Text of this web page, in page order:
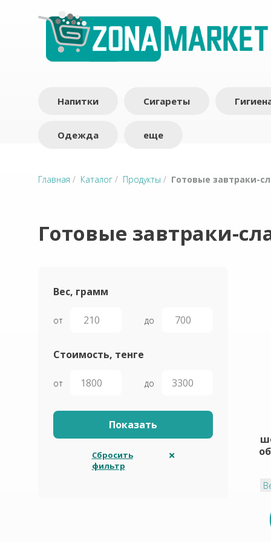
Напитки Сигареты
Одежда еще
Главная / Каталог / Продукты / Готовые завтраки-
Готовые завтраки-
Вес, грамм
от до
Стоимость, тенге
от до
Сбросить
фильтр